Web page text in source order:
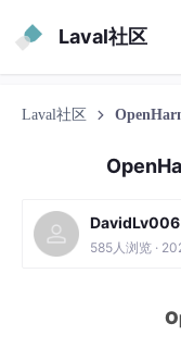
Laval社区
Laval社区
DavidLv006
585人浏览 ·